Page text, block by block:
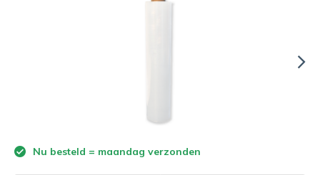
Nu besteld = maandag verzonden